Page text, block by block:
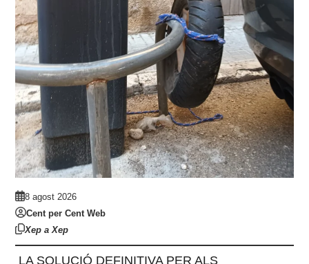
8 agost 2026
Cent per Cent Web
Xep a Xep
LA SOLUCIÓ DEFINITIVA PER ALS